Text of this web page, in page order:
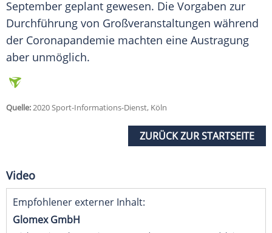
September geplant gewesen. Die Vorgaben zur
Durchführung von Großveranstaltungen während
der Coronapandemie machten eine Austragung
aber unmöglich.
Quelle:2020 Sport-Informations-Dienst, Köln
ZURÜCK ZUR STARTSEITE
Video
Empfohlener externer Inhalt:
Glomex GmbH